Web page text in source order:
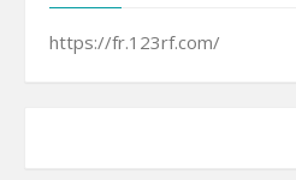
https://fr.123rf.com/